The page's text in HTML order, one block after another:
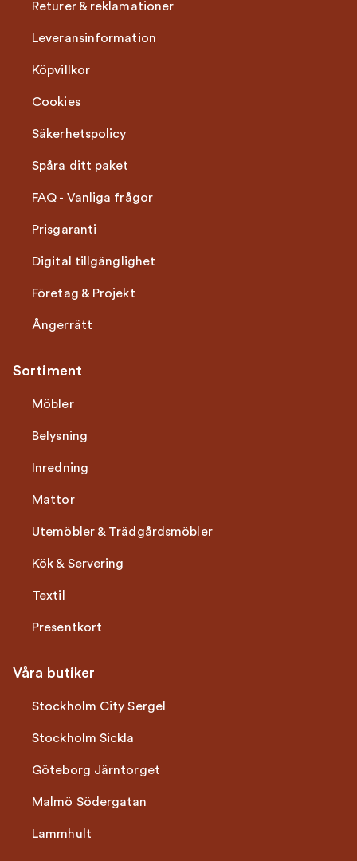
Returer & reklamationer
Leveransinformation
Köpvillkor
Cookies
Säkerhetspolicy
Spåra ditt paket
FAQ - Vanliga frågor
Prisgaranti
Digital tillgänglighet
Företag & Projekt
Ångerrätt
Sortiment
Möbler
Belysning
Inredning
Mattor
Utemöbler & Trädgårdsmöbler
Kök & Servering
Textil
Presentkort
Våra butiker
Stockholm City Sergel
Stockholm Sickla
Göteborg Järntorget
Malmö Södergatan
Lammhult